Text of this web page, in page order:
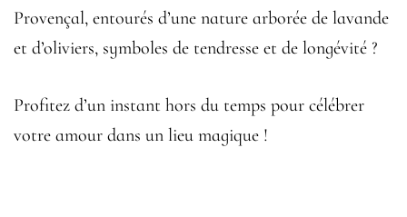
Provençal, entourés d’une nature arborée de lavande
et d’oliviers, symboles de tendresse et de longévité ?
Profitez d’un instant hors du temps pour célébrer
votre amour dans un lieu magique !